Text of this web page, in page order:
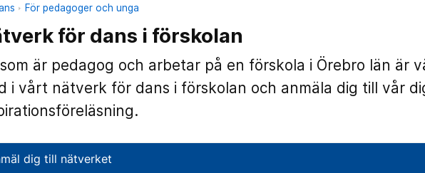
För pedagoger och unga
för dans i förskolan
är pedagog och arbetar på en förskola i Örebro län är
i vårt nätverk för dans i förskolan och anmäla dig till vår
dig till nätverket